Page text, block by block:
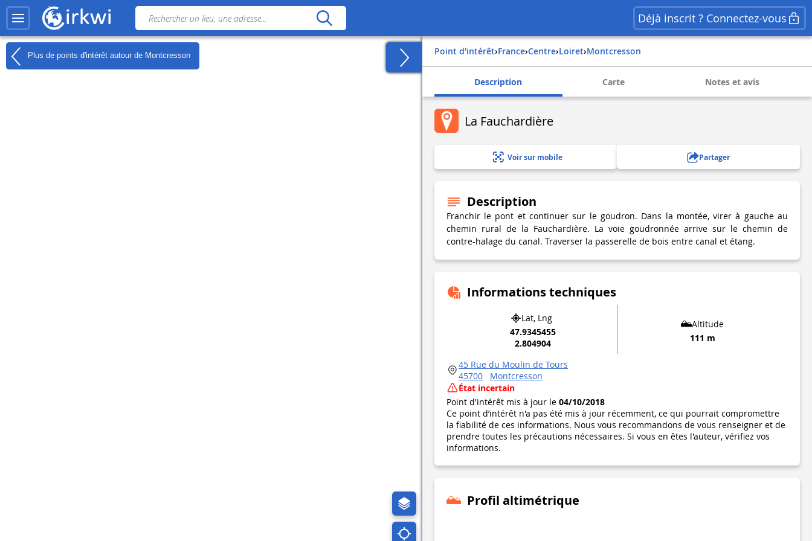
Déjà inscrit ? Connectez-vous
Plus de points d'intérêt autour de Montcresson Point d'intérêt› france› centre› loiret› montcresson
Description Carte Notes et avis
La Fauchardière
Voir sur mobile Partager
Description
Franchir le pont et continuer sur le goudron. Dans la montée, virer à gauche au
chemin rural de la Fauchardière. La voie goudronnée arrive sur le chemin de
contre-halage du canal. Traverser la passerelle de bois entre canal et étang.
Informations techniques
Lat, Lng
47.9345455
2.804904
Altitude
111 m
45 Rue du Moulin de Tours
45700
Montcresson
État incertain
Point d'intérêt mis à jour le 04/10/2018
Ce point d’intérêt n'a pas été mis à jour récemment, ce qui pourrait compromettre
la fiabilité de ces informations. Nous vous recommandons de vous renseigner et de
prendre toutes les précautions nécessaires. Si vous en êtes l'auteur, vérifiez vos
informations.
Profil altimétrique